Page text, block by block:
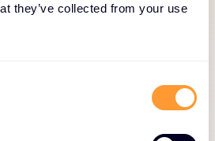
they’ve collected from your use
el acceso y los permisos del